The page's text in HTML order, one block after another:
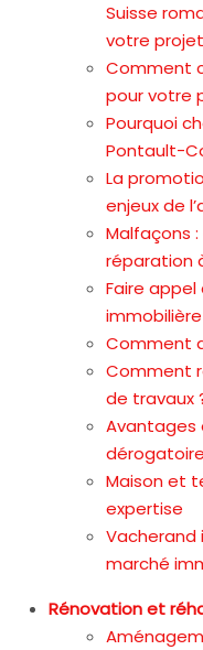
Suisse
votre
Comment
pour votre
Pourquoi
Pontault-
La
enjeux de
Malfaçons
réparation
Faire appel
Comment
Comment
de travaux
Avantages
Maison et
expertise
Vacherand
marché
Rénovation et